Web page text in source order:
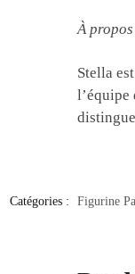
À
Stella
l’équipe
Catégories : Figurine